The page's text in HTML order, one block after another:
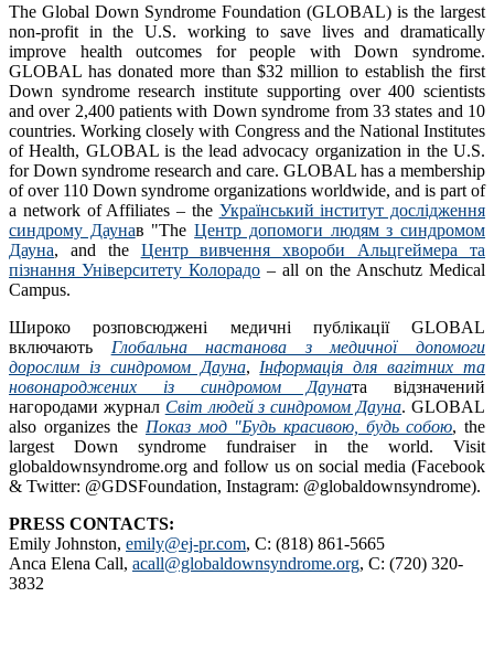
The Global Down Syndrome Foundation (GLOBAL) is the largest
non-profit in the U.S. working to save lives and dramatically
improve health outcomes for people with Down syndrome.
GLOBAL has donated more than $32 million to establish the first
Down syndrome research institute supporting over 400 scientists
and over 2,400 patients with Down syndrome from 33 states and 10
countries. Working closely with Congress and the National Institutes
of Health, GLOBAL is the lead advocacy organization in the U.S.
for Down syndrome research and care. GLOBAL has a membership
of over 110 Down syndrome organizations worldwide, and is part of
a network of Affiliates – the Український інститут дослідження
синдрому Даунав "TheЦентр допомоги людям з синдромом
Дауна, and the Центр вивчення хвороби Альцгеймера та
пізнання Університету Колорадо – all on the Anschutz Medical
Campus.
Широко розповсюджені медичні публікації GLOBAL
включають Глобальна настанова з медичної допомоги
дорослим із синдромом Дауна, Інформація для вагітних та
новонароджених із синдромом Дауната відзначений
нагородами журнал Світ людей з синдромом Дауна. GLOBAL
also organizes the Показ мод "Будь красивою, будь собою, the
largest Down syndrome fundraiser in the world. Visit
globaldownsyndrome.org and follow us on social media (Facebook
& Twitter: @GDSFoundation, Instagram: @globaldownsyndrome).
PRESS CONTACTS:
Emily Johnston, emily@ej-pr.com, C: (818) 861-5665
Anca Elena Call, acall@globaldownsyndrome.org, C: (720) 320-
3832